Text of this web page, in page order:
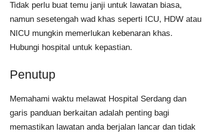
Tidak perlu buat temu janji untuk lawatan biasa,
namun sesetengah wad khas seperti ICU, HDW atau
NICU mungkin memerlukan kebenaran khas.
Hubungi hospital untuk kepastian.
Penutup
Memahami waktu melawat Hospital Serdang dan
garis panduan berkaitan adalah penting bagi
memastikan lawatan anda berjalan lancar dan tidak